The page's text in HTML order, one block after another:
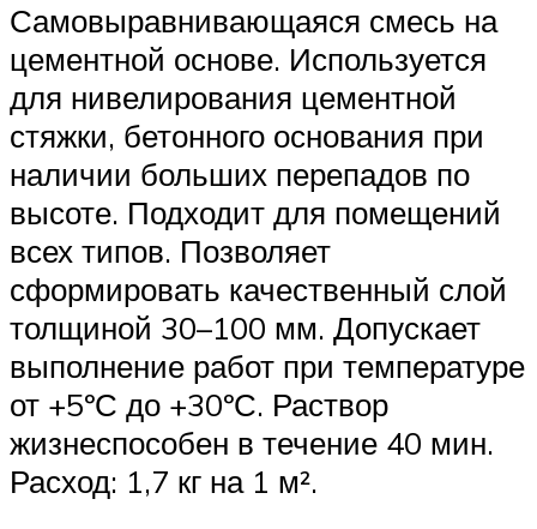
Самовыравнивающаяся смесь на
цементной основе. Используется
для нивелирования цементной
стяжки, бетонного основания при
наличии больших перепадов по
высоте. Подходит для помещений
всех типов. Позволяет
сформировать качественный слой
толщиной 30–100 мм. Допускает
выполнение работ при температуре
от +5ºС до +30ºС. Раствор
жизнеспособен в течение 40 мин.
Расход: 1,7 кг на 1 м².